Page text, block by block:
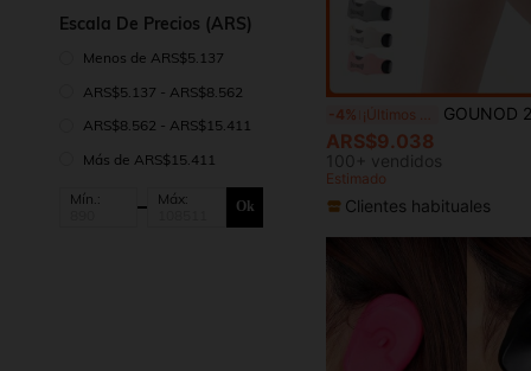
Escala De Precios (ARS)
Menos de ARS$5.137
ARS$5.137 - ARS$8.562
ARS$8.562 - ARS$15.411
Más de ARS$15.411
Mín.: Máx: Ok
-4% ¡Últimos 3 días GOUNOD 2025 Nueva Correa Rotuliana para Soporte del Tendón Rotuliano de la Rodilla Correa Rotuliana de Silicona de Doble Capa con
ARS$9.038
100+ vendidos
Estimado
Clientes habituales